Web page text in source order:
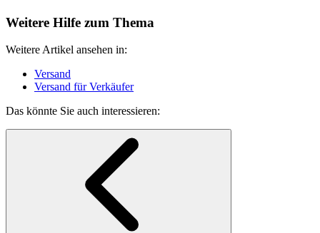
Weitere Hilfe zum Thema
Weitere Artikel ansehen in:
Versand
Versand für Verkäufer
Das könnte Sie auch interessieren: